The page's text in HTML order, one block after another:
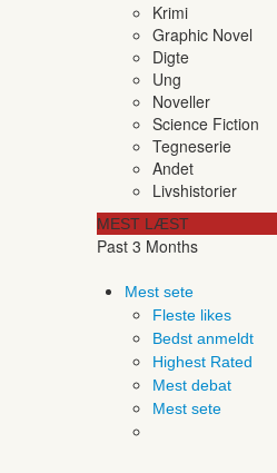
Krimi
Graphic Novel
Digte
Ung
Noveller
Science Fiction
Tegneserie
Andet
Livshistorier
MEST LÆST
Past 3 Months
Mest sete
Fleste likes
Bedst anmeldt
Highest Rated
Mest debat
Mest sete